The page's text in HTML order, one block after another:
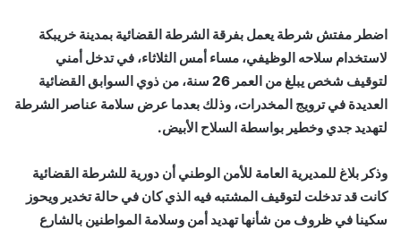
اضطر مفتش شرطة يعمل بفرقة الشرطة القضائية بمدينة خريبكة
لاستخدام سلاحه الوظيفي، مساء أمس الثلاثاء، في تدخل أمني
لتوقيف شخص يبلغ من العمر 26 سنة، من ذوي السوابق القضائية
العديدة في ترويج المخدرات، وذلك بعدما عرض سلامة عناصر الشرطة
لتهديد جدي وخطير بواسطة السلاح الأبيض.
وذكر بلاغ للمديرية العامة للأمن الوطني أن دورية للشرطة القضائية
كانت قد تدخلت لتوقيف المشتبه فيه الذي كان في حالة تخدير ويحوز
سكينا في ظروف من شأنها تهديد أمن وسلامة المواطنين بالشارع